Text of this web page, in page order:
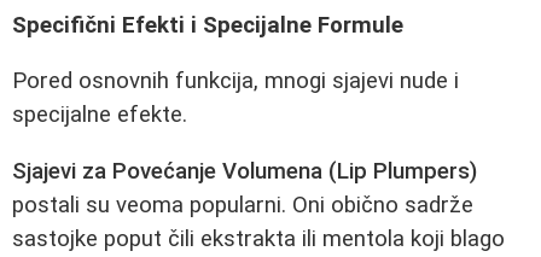
Specifični Efekti i Specijalne Formule
Pored osnovnih funkcija, mnogi sjajevi nude i
specijalne efekte.
Sjajevi za Povećanje Volumena (Lip Plumpers)
postali su veoma popularni. Oni obično sadrže
sastojke poput čili ekstrakta ili mentola koji blago